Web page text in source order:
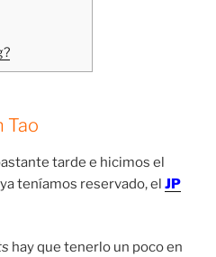
Tao
tarde e hicimos el
teníamos reservado, el JP
hay que tenerlo un poco en